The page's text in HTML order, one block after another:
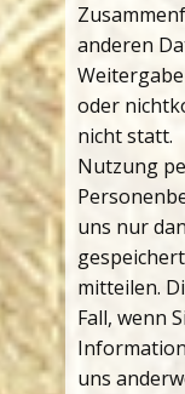
anderen
oder
nicht statt.
Nutzung
uns nur
mitteilen.
Fall, wenn
uns